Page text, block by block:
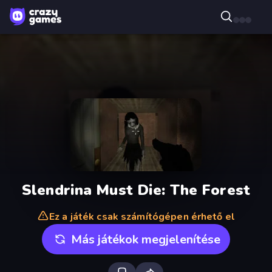
Slendrina Must Die: The Forest
Ez a játék csak számítógépen érhető el
Más játékok megjelenítése